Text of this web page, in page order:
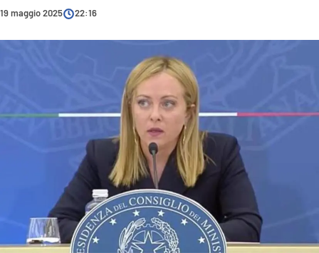
ITALIA MONDO
SANITÀ
AMBIENTE
LAC NETWORK
LAC ONAIR
19 maggio 2025 22:16